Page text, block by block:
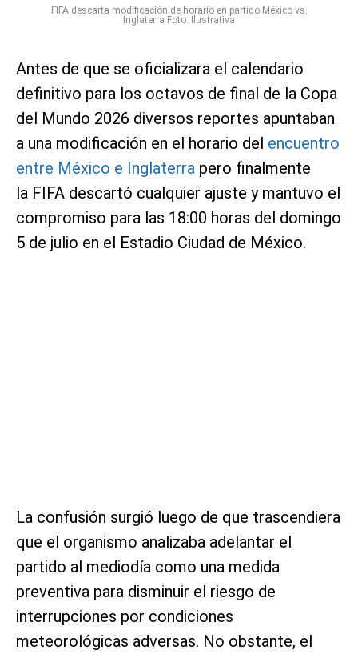
FIFA descarta modificación de horario en partido México vs.
Inglaterra Foto: Ilustrativa
Antes de que se oficializara el calendario
definitivo para los octavos de final de la Copa
del Mundo 2026 diversos reportes apuntaban
a una modificación en el horario del encuentro
entre México e Inglaterra pero finalmente
la FIFA descartó cualquier ajuste y mantuvo el
compromiso para las 18:00 horas del domingo
5 de julio en el Estadio Ciudad de México.
La confusión surgió luego de que trascendiera
que el organismo analizaba adelantar el
partido al mediodía como una medida
preventiva para disminuir el riesgo de
interrupciones por condiciones
meteorológicas adversas. No obstante, el